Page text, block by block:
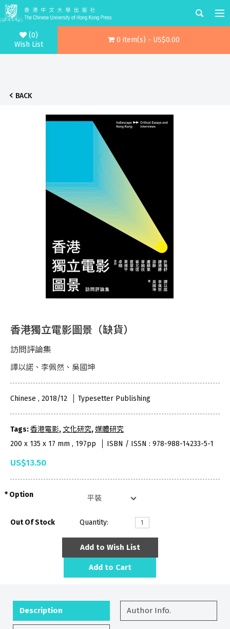
(0)
Wish List
0 item(s) - US$0.00
BACK
香港獨立電影圖景（缺貨）
訪問評論集
譚以諾、李佩然、吳國坤
Chinese , 2018/12 Typesetter Publishing
Tags:香港電影, 文化研究,媒體研究
200 x 135 x 17 mm , 197pp
ISBN / ISSN : 978-988-14233-5-1
US$13.50
Option
Out Of Stock Quantity:
Add to Wish List
Add to Cart
Description Author Info.